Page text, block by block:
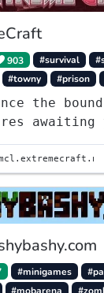
903 #survival
#towny #prison
the
awaiting
through a
game
both
and
#minigames
#mobarena